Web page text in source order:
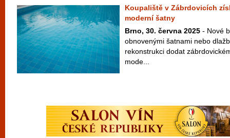
Koupaliště v Zábrdovicích
moderní šatny
Brno, 30. června 2025 - Nové
obnovenými šatnami nebo
rekonstrukci dodat
mode...